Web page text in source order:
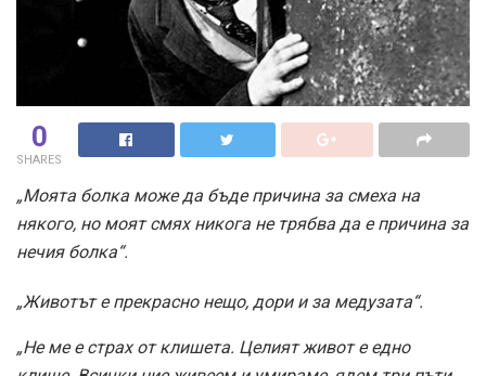
0
SHARES
„Моята болка може да бъде причина за смеха на
някого, но моят смях никога не трябва да е причина за
нечия болка“.
„Животът е прекрасно нещо, дори и за медузата“.
„Не ме е страх от клишета. Целият живот е едно